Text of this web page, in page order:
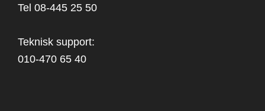
Tel 08-445 25 50
Teknisk support:
010-470 65 40